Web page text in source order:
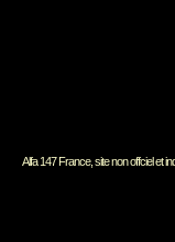
Alfa 147 France, site non offciel et